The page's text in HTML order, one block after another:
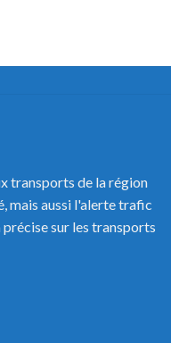
transports de la région
mais aussi l'alerte trafic
sur les transports